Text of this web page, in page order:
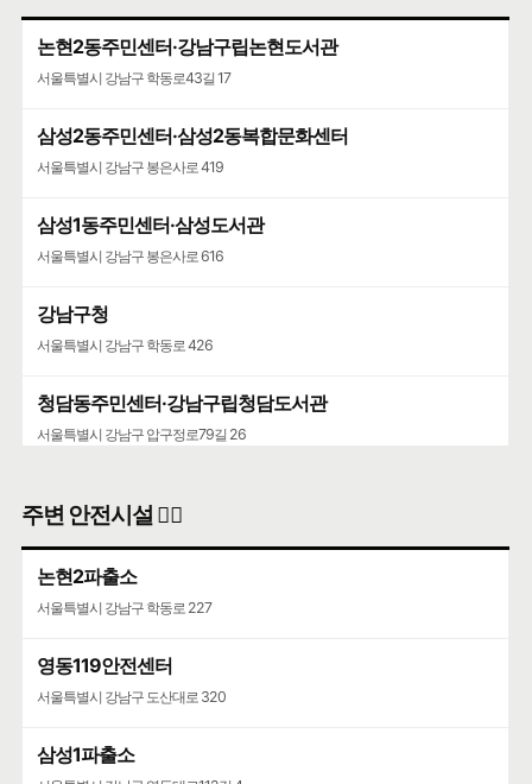
논현2동주민센터·강남구립논현도서관
서울특별시 강남구 학동로43길 17
삼성2동주민센터·삼성2동복합문화센터
서울특별시 강남구 봉은사로 419
삼성1동주민센터·삼성도서관
서울특별시 강남구 봉은사로 616
강남구청
서울특별시 강남구 학동로 426
청담동주민센터·강남구립청담도서관
서울특별시 강남구 압구정로79길 26
주변 안전시설 👮‍♀️
논현2파출소
서울특별시 강남구 학동로 227
영동119안전센터
서울특별시 강남구 도산대로 320
삼성1파출소